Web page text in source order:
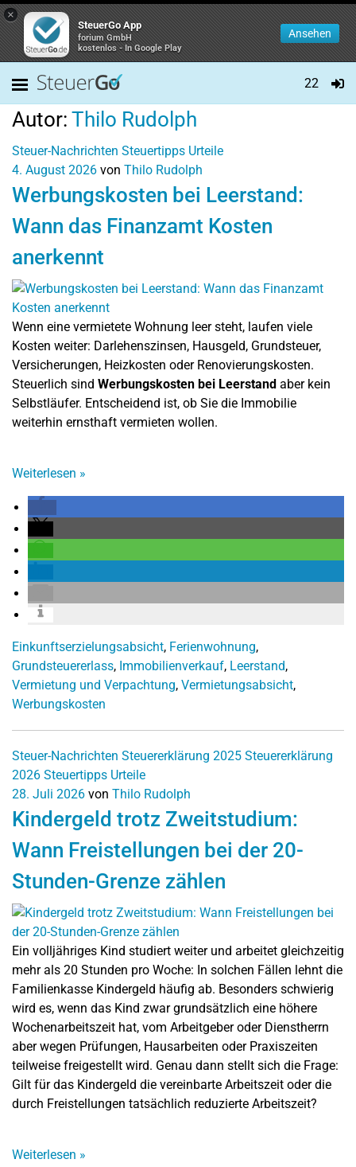
×
SteuerGo App
forium GmbH
kostenlos - In Google Play
Ansehen
22
Autor: Thilo Rudolph
Steuer-Nachrichten Steuertipps Urteile
4. August 2026 von Thilo Rudolph
Werbungskosten bei Leerstand:
Wann das Finanzamt Kosten
anerkennt
Wenn eine vermietete Wohnung leer steht, laufen viele
Kosten weiter: Darlehenszinsen, Hausgeld, Grundsteuer,
Versicherungen, Heizkosten oder Renovierungskosten.
Steuerlich sind Werbungskosten bei Leerstand aber kein
Selbstläufer. Entscheidend ist, ob Sie die Immobilie
weiterhin ernsthaft vermieten wollen.
Weiterlesen »
Einkunftserzielungsabsicht, Ferienwohnung,
Grundsteuererlass, Immobilienverkauf, Leerstand,
Vermietung und Verpachtung, Vermietungsabsicht,
Werbungskosten
Steuer-Nachrichten Steuererklärung 2025 Steuererklärung
2026 Steuertipps Urteile
28. Juli 2026 von Thilo Rudolph
Kindergeld trotz Zweitstudium:
Wann Freistellungen bei der 20-
Stunden-Grenze zählen
Ein volljähriges Kind studiert weiter und arbeitet gleichzeitig
mehr als 20 Stunden pro Woche: In solchen Fällen lehnt die
Familienkasse Kindergeld häufig ab. Besonders schwierig
wird es, wenn das Kind zwar grundsätzlich eine höhere
Wochenarbeitszeit hat, vom Arbeitgeber oder Dienstherrn
aber wegen Prüfungen, Hausarbeiten oder Praxiszeiten
teilweise freigestellt wird. Genau dann stellt sich die Frage:
Gilt für das Kindergeld die vereinbarte Arbeitszeit oder die
durch Freistellungen tatsächlich reduzierte Arbeitszeit?
Weiterlesen »